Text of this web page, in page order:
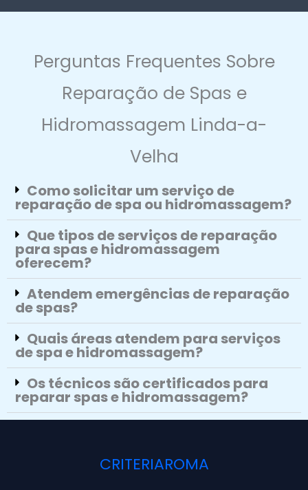
Perguntas Frequentes Sobre
Reparação de Spas e
Hidromassagem Linda-a-
Velha
Como solicitar um serviço de
reparação de spa ou hidromassagem?
Que tipos de serviços de reparação
para spas e hidromassagem
oferecem?
Atendem emergências de reparação
de spas?
Quais áreas atendem para serviços
de spa e hidromassagem?
Os técnicos são certificados para
reparar spas e hidromassagem?
CRITERIAROMA